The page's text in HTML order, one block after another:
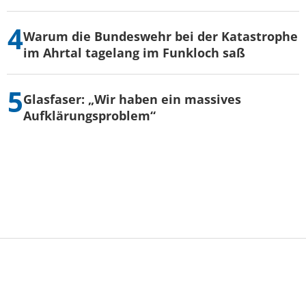
Warum die Bundeswehr bei der Katastrophe
im Ahrtal tagelang im Funkloch saß
Glasfaser: „Wir haben ein massives
Aufklärungsproblem“